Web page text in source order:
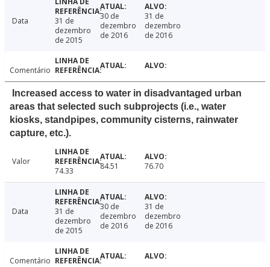
Data
31 de
dezembro
de 2015
30 de
dezembro
de 2016
31 de
dezembro
de 2016
Comentário
Increased access to water in disadvantaged urban
areas that selected such subprojects (i.e., water
kiosks, standpipes, community cisterns, rainwater
capture, etc.).
Valor
74.33
84.51 76.70
Data
31 de
dezembro
de 2015
30 de
dezembro
de 2016
31 de
dezembro
de 2016
Comentário